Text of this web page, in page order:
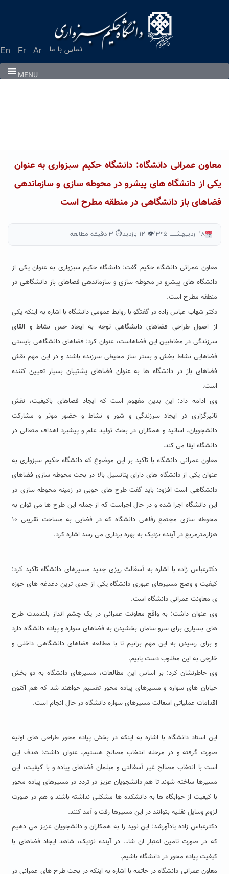
En Fr Ar تماس با ما
MENU
معاون عمرانی دانشگاه: دانشگاه حکیم سبزواری به عنوان
یکی از دانشگاه های پیشرو در محوطه سازی و سازماندهی
فضاهای باز دانشگاهی در منطقه مطرح است
۱۸ اردیبهشت ۱۳۹۵ 👁 ۱۲ بازدید ⏱ ۳ دقیقه مطالعه
معاون عمراتی دانشگاه حکیم گفت: دانشگاه حکیم سبزواری به عنوان یکی از
دانشگاه های پیشرو در محوطه سازی و سازماندهی فضاهای باز دانشگاهی در
منطقه مطرح است.
دکتر شهاب عباس زاده در گفتگو با روابط عمومی دانشگاه با اشاره به اینکه یکی
از اصول طراحی فضاهای دانشگاهی توجه به ایجاد حس نشاط و القای
سرزندگی در مخاطبین این فضاهاست، عنوان کرد: فضاهای دانشگاهی بایستی
فضاهایی نشاط بخش و بستر ساز محیطی سرزنده باشند و در این مهم نقش
فضاهای باز در دانشگاه ها به عنوان فضاهای پشتیبان بسیار تعیین کننده
است.
وی ادامه داد: این بدین مفهوم است که ایجاد فضاهای باکیفیت، نقش
تاثیرگزاری در ایجاد سرزندگی و شور و نشاط و حضور موثر و مشارکت
دانشجویان، اساتید و همکاران در بحث تولید علم و پیشبرد اهداف متعالی در
دانشگاه ایفا می کند.
معاون عمرانی دانشگاه با تاکید بر این موضوع که دانشگاه حکیم سبزواری به
عنوان یکی از دانشگاه های دارای پتانسیل بالا در بحث محوطه سازی فضاهای
دانشگاهی است افزود: باید گفت طرح های خوبی در زمینه محوطه سازی در
این دانشگاه اجرا شده و در حال اجراست که از جمله این طرح ها می توان به
محوطه سازی مجتمع رفاهی دانشگاه که در فضایی به مساحت تقریبی ۱۰
هزارمترمربع در آینده نزدیک به بهره برداری می رسد اشاره کرد.
دکترعباس زاده با اشاره به آسفالت ریزی جدید مسیرهای دانشگاه تاکید کرد:
کیفیت و وضع مسیرهای عبوری دانشگاه یکی از جدی ترین دغدغه های حوزه
ی معاونت عمرانی دانشگاه است.
وی عنوان داشت: به واقع معاونت عمرانی در یک چشم انداز بلندمدت طرح
های بسیاری برای سرو سامان بخشیدن به فضاهای سواره و پیاده دانشگاه دارد
و برای رسیدن به این مهم برانیم تا با مطالعه فضاهای دانشگاهی داخلی و
خارجی به این مطلوب دست یابیم.
وی خاطرنشان کرد: بر اساس این مطالعات، مسیرهای دانشگاه به دو بخش
خیابان های سواره و مسیرهای پیاده محور تقسیم خواهند شد که هم اکنون
اقدامات عملیاتی اسفالت مسیرهای سواره دانشگاه در حال انجام است.
این استاد دانشگاه با اشاره به اینکه در بخش پیاده محور طراحی های اولیه
صورت گرفته و در مرحله انتخاب مصالح هستیم، عنوان داشت: هدف این
است با انتخاب مصالح غیر آسفالتی و مبلمان فضاهای پیاده و با کیفیت، این
مسیرها ساخته شوند تا هم دانشجویان عزیز در تردد در مسیرهای پیاده محور
با کیفیت از خوابگاه ها به دانشکده ها مشکلی نداشته باشند و هم در صورت
لزوم وسایل نقلیه بتوانند در این مسیرها رفت و آمد کنند.
دکترعباس زاده یادآورشد: این نوید را به همکاران و دانشجویان عزیز می دهیم
که در صورت تامین اعتبار ان شا… در آینده نزدیک، شاهد ایجاد فضاهای با
کیفیت پیاده محور در دانشگاه باشیم.
معاون عمرانی دانشگاه در خاتمه با اشاره به اینکه در بحث طرح های عمرانی در